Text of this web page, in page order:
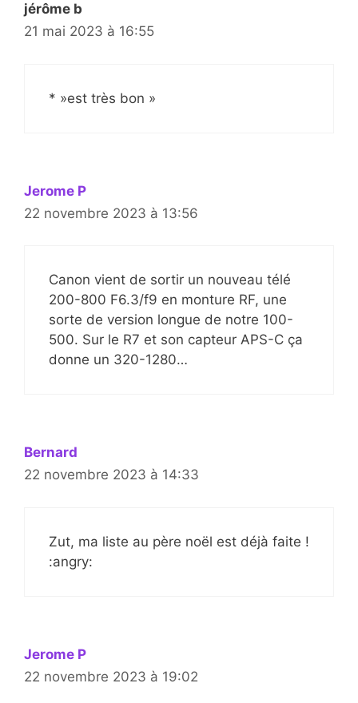
jérôme b
21 mai 2023 à 16:55
* »est très bon »
Jerome P
22 novembre 2023 à 13:56
Canon vient de sortir un nouveau télé
200-800 F6.3/f9 en monture RF, une
sorte de version longue de notre 100-
500. Sur le R7 et son capteur APS-C ça
donne un 320-1280…
Bernard
22 novembre 2023 à 14:33
Zut, ma liste au père noël est déjà faite !
:angry:
Jerome P
22 novembre 2023 à 19:02